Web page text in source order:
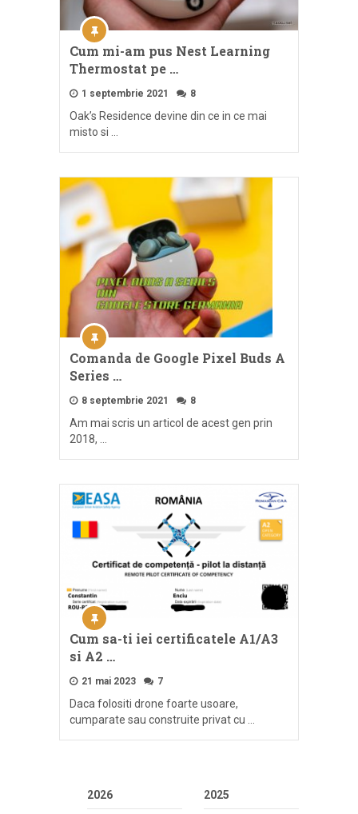
Cum mi-am pus Nest Learning
Thermostat pe …
1 septembrie 2021 8
Oak’s Residence devine din ce in ce mai
misto si …
Comanda de Google Pixel Buds A
Series …
8 septembrie 2021 8
Am mai scris un articol de acest gen prin
2018, …
Cum sa-ti iei certificatele A1/A3
si A2 …
21 mai 2023 7
Daca folositi drone foarte usoare,
cumparate sau construite privat cu …
2026 2025